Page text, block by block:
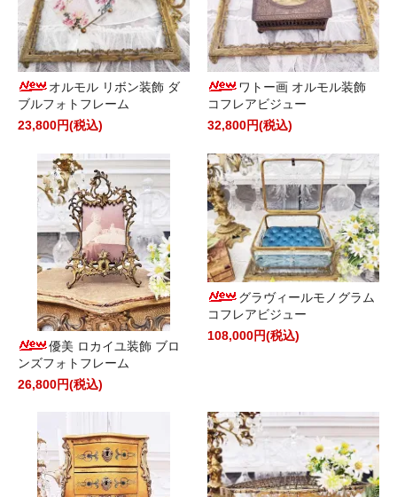
オルモル リボン装飾 ダ
ブルフォトフレーム
23,800円(税込)
ワトー画 オルモル装飾
コフレアビジュー
32,800円(税込)
優美 ロカイユ装飾 ブロ
ンズフォトフレーム
26,800円(税込)
グラヴィールモノグラム
コフレアビジュー
108,000円(税込)